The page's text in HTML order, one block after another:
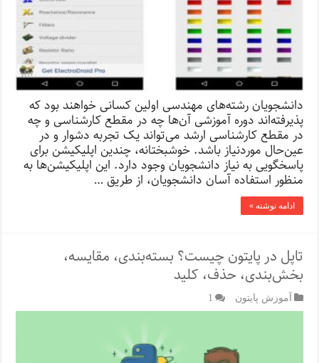
دانشجویان رشته‌های مهندسی اولین کسانی خواهند بود که
پذیرفته‌اند دوره آموزشی آن‌ها چه در مقطع کارشناسی و چه
در مقطع کارشناسی ارشد می‌تواند یک تجربه دشوار و در
عین‌حال موردنیاز باشد. خوشبختانه، چندین اپلیکیشن برای
پاسخگویی به نیاز دانشجویان وجود دارد. این اپلیکیشن‌ها به
منظور استفاده آسان دانشجویان، از طریق …
ادامه نوشته »
تاپل در پایتون چیست؟ بسته‌بندی، مقایسه،
بخش‌بندی، حذف، کلید
آموزش پایتون 1